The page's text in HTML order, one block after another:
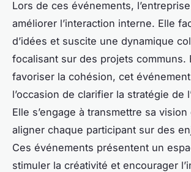
Lors de ces événements,
améliorer l’interaction interne. Elle
d’idées et suscite une dynamique
focalisant sur des projets communs.
favoriser la cohésion, cet
l’occasion de clarifier la stratégie de
Elle s’engage à transmettre sa
aligner chaque participant sur des
Ces événements présentent un
stimuler la créativité et encourager